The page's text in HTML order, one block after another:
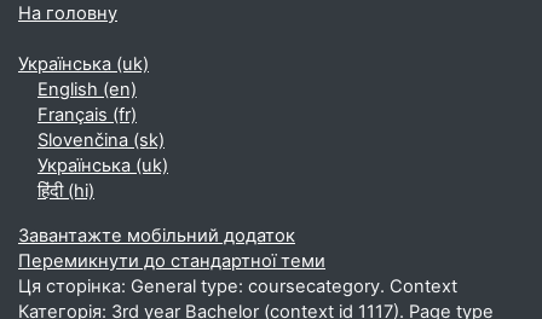
На головну
Українська ‎(uk)‎
English ‎(en)‎
Français ‎(fr)‎
Slovenčina ‎(sk)‎
Українська ‎(uk)‎
हिंदी ‎(hi)‎
Завантажте мобільний додаток
Перемикнути до стандартної теми
Ця сторінка: General type: coursecategory. Context
Категорія: 3rd year Bachelor (context id 1117). Page type